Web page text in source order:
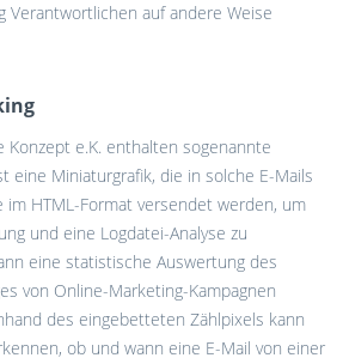
Verantwortlichen auf andere Weise
Konzept e.K. enthalten sogenannte
eine Miniaturgrafik, die in solche E-Mails
HTML-Format versendet werden, um
und eine Logdatei-Analyse zu
eine statistische Auswertung des
von Online-Marketing-Kampagnen
des eingebetteten Zählpixels kann
ob und wann eine E-Mail von einer